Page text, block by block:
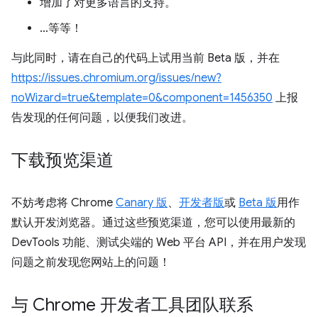
增加了对更多语言的支持。
…等等！
与此同时，请在自己的代码上试用当前 Beta 版，并在
https://issues.chromium.org/issues/new?
noWizard=true&template=0&component=1456350 上报
告发现的任何问题，以便我们改进。
下载预览渠道
不妨考虑将 Chrome Canary 版、 开发者版或 Beta 版用作
默认开发浏览器。通过这些预览渠道，您可以使用最新的
DevTools 功能、测试尖端的 Web 平台 API，并在用户发现
问题之前发现您网站上的问题！
与 Chrome 开发者工具团队联系